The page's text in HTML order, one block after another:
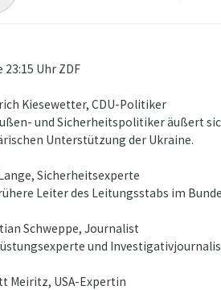
23:15 Uhr ZDF
Kiesewetter, CDU-Politiker
und Sicherheitspolitiker äußert
Unterstützung der Ukraine.
Sicherheitsexperte
Leiter des Leitungsstabs im
Schweppe, Journalist
und
Meiritz, USA-Expertin